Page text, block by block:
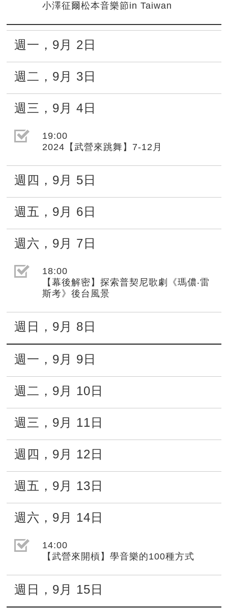
小澤征爾松本音樂節in Taiwan
週一 ， 9月 2日
週二 ， 9月 3日
週三 ， 9月 4日
選取節目(未勾選)
19:00
2024【武營來跳舞】7-12月
週四 ， 9月 5日
週五 ， 9月 6日
週六 ， 9月 7日
選取節目(未勾選)
18:00
【幕後解密】探索普契尼歌劇《瑪儂‧雷
斯考》後台風景
週日 ， 9月 8日
週一 ， 9月 9日
週二 ， 9月 10日
週三 ， 9月 11日
週四 ， 9月 12日
週五 ， 9月 13日
週六 ， 9月 14日
選取節目(未勾選)
14:00
【武營來開槓】學音樂的100種方式
週日 ， 9月 15日